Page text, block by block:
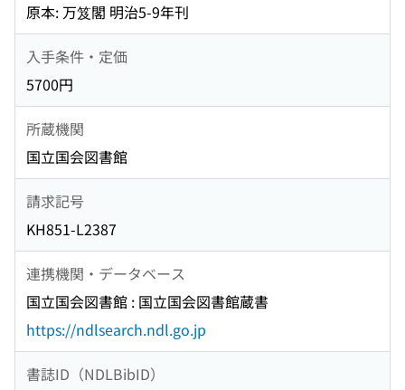
原本: 万笈閣 明治5-9年刊
入手条件・定価
5700円
所蔵機関
国立国会図書館
請求記号
KH851-L2387
連携機関・データベース
国立国会図書館 : 国立国会図書館蔵書
https://ndlsearch.ndl.go.jp
書誌ID（NDLBibID）